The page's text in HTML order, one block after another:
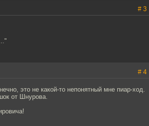
# 3
# 4
это не какой-то непонятный мне пиар-ход.
от Шнурова.